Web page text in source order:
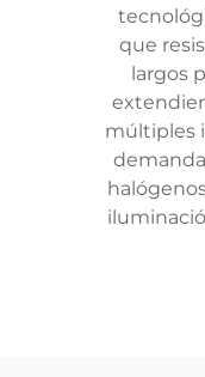
que
largos
múltiples